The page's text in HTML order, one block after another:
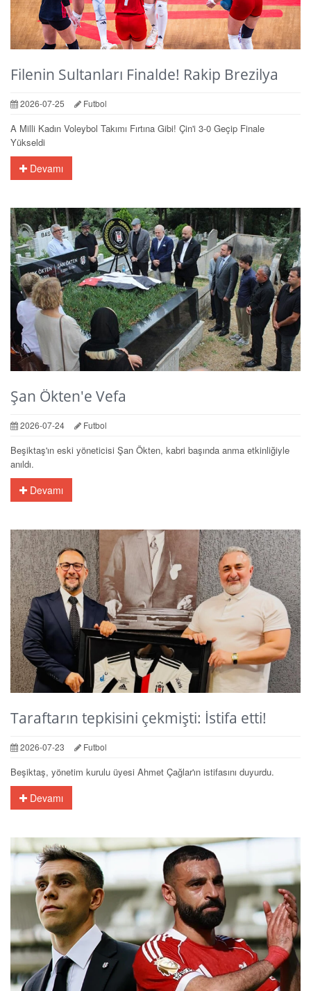
Filenin Sultanları Finalde! Rakip Brezilya
2026-07-25 Futbol
A Milli Kadın Voleybol Takımı Fırtına Gibi! Çin'i 3-0 Geçip Finale
Yükseldi
Devamı
Şan Ökten'e Vefa
2026-07-24 Futbol
Beşiktaş'ın eski yöneticisi Şan Ökten, kabri başında anma etkinliğiyle
anıldı.
Devamı
Taraftarın tepkisini çekmişti: İstifa etti!
2026-07-23 Futbol
Beşiktaş, yönetim kurulu üyesi Ahmet Çağlar'ın istifasını duyurdu.
Devamı